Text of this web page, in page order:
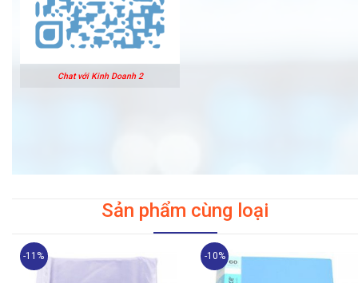
Chat với Kinh Doanh 2
Sản phẩm cùng loại
-11% -10%